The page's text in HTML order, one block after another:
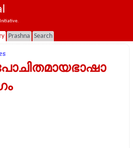
Initiative.
Prashna Search